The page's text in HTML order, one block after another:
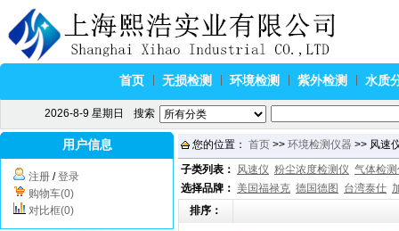
首页 无损检测 环境检测 紫外检测 水质
2026-8-9 星期日 搜索
用户信息
注册 /登录
购物车(0)
对比框(0)
您的位置： 首页 >> 环境检测仪器 >> 风速
子类列表： 风速仪 粉尘浓度检测仪 气体检
选择品牌： 美国福禄克 德国德图 台湾泰仕
排序：